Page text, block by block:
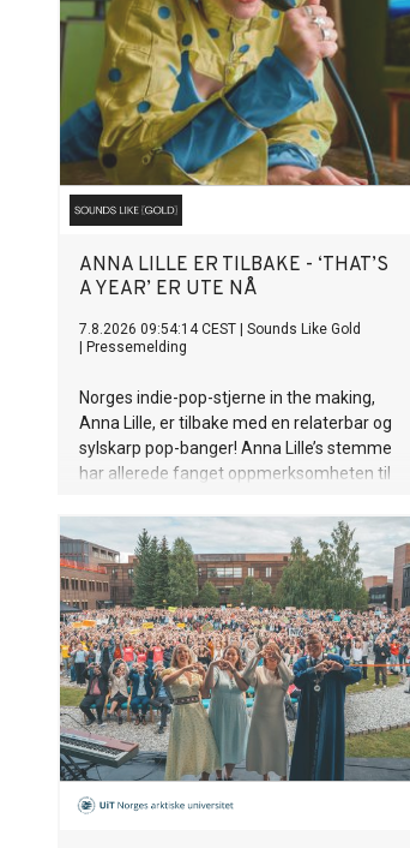
ANNA LILLE ER TILBAKE - ‘THAT’S
A YEAR’ ER UTE NÅ
7.8.2026 09:54:14 CEST
Sounds Like Gold
Pressemelding
Norges indie-pop-stjerne in the making,
Anna Lille, er tilbake med en relaterbar og
sylskarp pop-banger! Anna Lille’s stemme
har allerede fanget oppmerksomheten til
og Billie Eilish på nett. Og nå på sin nye
singel «That's a Year», synger hun om den
spesifikke følelsen av å gå ut av et forhold
og lure på om det hele var bortkastet tid,
men så å gradvis oppdage at livet på den
andre siden er uendelig mye bedre. Låten
er bittersøt, litt ironisk, og veldig Anna.
Anna Lille er tilbake, modigere, mer
selvsikker og sassier enn noensinne.
Sammen med singelen slipper hun en
offisiell musikkvideo på YouTube, som tar
deg med inn i det nye universet visuelt.